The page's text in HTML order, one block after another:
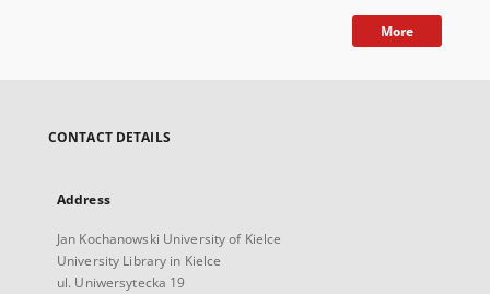
More
CONTACT DETAILS
Address
Jan Kochanowski University of Kielce
University Library in Kielce
ul. Uniwersytecka 19